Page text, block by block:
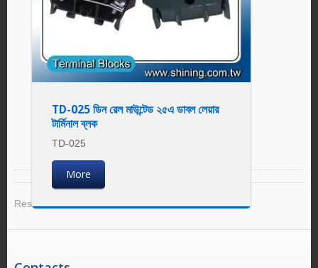
TD-025 ডিন রেল মাউন্টেড ২৫এ ডাবল লেয়ার
টার্মিনাল ব্লক
TD-025
More
Result 1 - 2 of 2